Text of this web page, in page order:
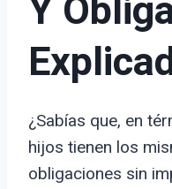
¿Sabías que, en
hijos tienen los
obligaciones sin